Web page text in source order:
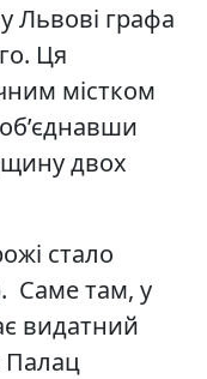
Львові графа
Ця
містком
двох
стало
Саме там, у
видатний
Палац